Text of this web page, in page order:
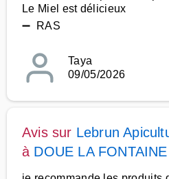
Le Miel est délicieux
➖ RAS
Taya
09/05/2026
Avis sur Lebrun
à DOUE LA FONTAINE